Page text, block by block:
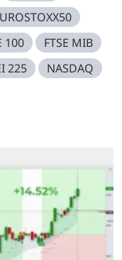
100
FTSE MIB
225
NASDAQ